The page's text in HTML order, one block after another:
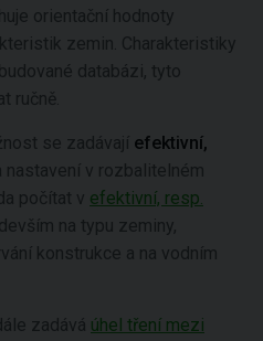
orientační hodnoty
zemin. Charakteristiky
databázi, tyto
ručně.
se zadávají efektivní,
v rozbalitelném
počítat v efektivní, resp.
na typu zeminy,
konstrukce a na vodním
zadává úhel tření mezi